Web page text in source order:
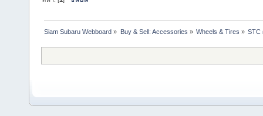
Siam Subaru Webboard » Buy & Sell: Accessories » Wheels & Tires » STC